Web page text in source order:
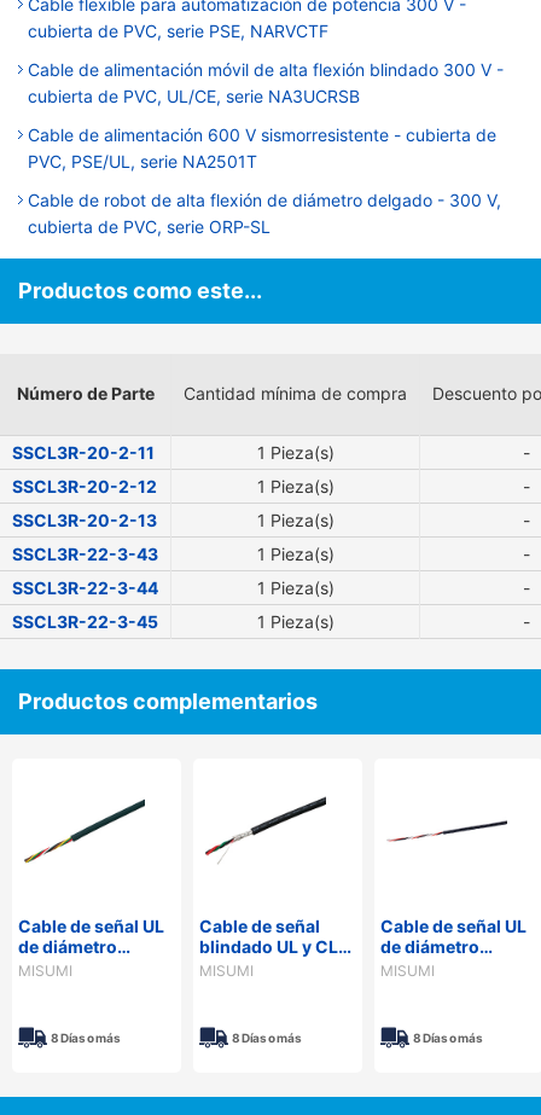
Cable flexible para automatización de potencia 300 V -
cubierta de PVC, serie PSE, NARVCTF
Cable de alimentación móvil de alta flexión blindado 300 V -
cubierta de PVC, UL/CE, serie NA3UCRSB
Cable de alimentación 600 V sismorresistente - cubierta de
PVC, PSE/UL, serie NA2501T
Cable de robot de alta flexión de diámetro delgado - 300 V,
cubierta de PVC, serie ORP-SL
Productos como este...
Número de Parte Cantidad mínima de compra Descuento
SSCL3R-20-2-11 1 Pieza(s)
-
SSCL3R-20-2-12
1 Pieza(s)
-
SSCL3R-20-2-13
1 Pieza(s)
-
SSCL3R-22-3-43
1 Pieza(s)
-
SSCL3R-22-3-44
1 Pieza(s)
-
SSCL3R-22-3-45
1 Pieza(s) -
Productos complementarios
Cable de señal UL
de diámetro
delgado de 300 V
económico, serie
SS300R
MISUMI
8 Días o más
Cable de señal
blindado UL y CL3
- 300 V, cubierta
MISUMI
8 Días o más
Cable de señal UL
de diámetro
delgado de 300 V
MISUMI
8 Días o más